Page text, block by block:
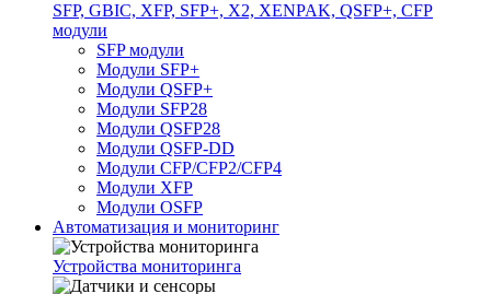
SFP, GBIC, XFP, SFP+, X2, XENPAK, QSFP+, CFP
модули
SFP модули
Модули SFP+
Модули QSFP+
Модули SFP28
Модули QSFP28
Модули QSFP-DD
Модули CFP/CFP2/CFP4
Модули XFP
Модули OSFP
Автоматизация и мониторинг
Устройства мониторинга